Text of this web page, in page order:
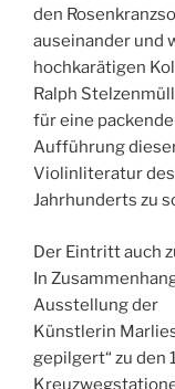
den
auseinander und
hochkarätigen
Ralph
für eine packende
Aufführung
Violinliteratur des
Jahrhunderts zu
Der Eintritt auch
In
Ausstellung der
Künstlerin
gepilgert“ zu den